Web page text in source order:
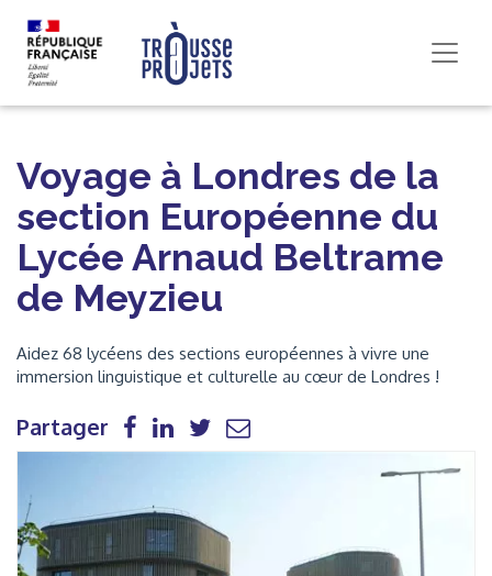
Voyage à Londres de la
section Européenne du
Lycée Arnaud Beltrame
de Meyzieu
Aidez 68 lycéens des sections européennes à vivre une
immersion linguistique et culturelle au cœur de Londres !
Partager